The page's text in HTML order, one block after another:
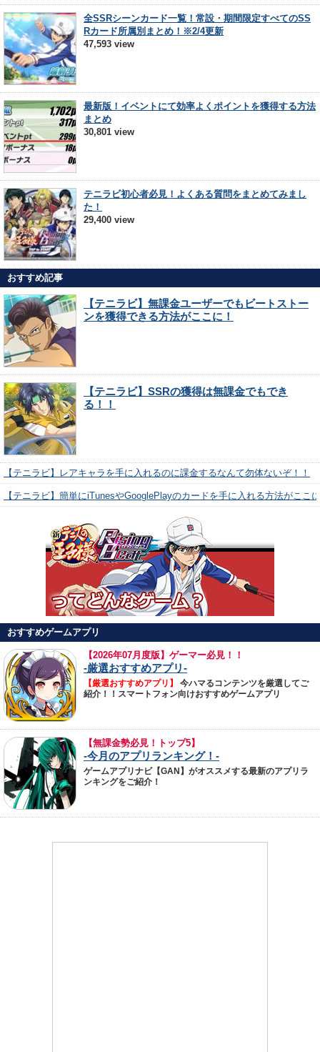
全SSRシーンカード一覧！常設・期間限定すべてのSS
Rカード所属別まとめ！※2/4更新
47,593 view
最新版！イベントにて効率よくポイントを獲得する方法
まとめ
30,801 view
テニラビ初心者必見！よくある質問をまとめてみまし
た！
29,400 view
おすすめ記事
【テニラビ】無課金ユーザーでもビートストー
ンを獲得できる方法がここに！
【テニラビ】SSRの獲得は無課金でもでき
る！！
【テニラビ】レアキャラを手に入れるのに課金するなんて勿体ないぞ！！
【テニラビ】簡単にiTunesやGooglePlayのカードを手に入れる方法がここ
おすすめゲームアプリ
【2026年07月度版】ゲーマー必見！！
-厳選おすすめアプリ-
【厳選おすすめアプリ】
今ハマるコンテンツを厳選してご
紹介！！スマートフォン向けおすすめゲームアプリ
【無課金勢必見！トップ5】
-今月のアプリランキング！-
ゲームアプリナビ【GAN】がオススメする最新のアプリラ
ンキングをご紹介！